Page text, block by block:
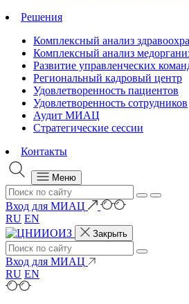
Решения
Комплексный анализ
Комплексный анализ
Развитие управленческих
Региональный кадровый центр
Удовлетворенность пациентов
Удовлетворенность сотрудников
Аудит МИАЦ
Стратегические сессии
Контакты
Меню
Вход для МИАЦ
RU EN
Закрыть
Вход для МИАЦ
RU EN